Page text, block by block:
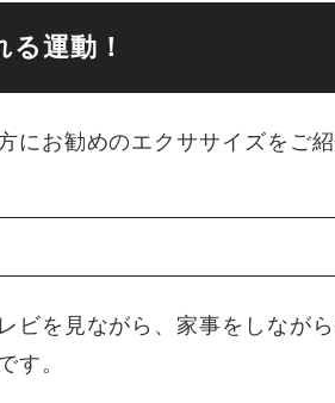
運動！
にお勧めのエクササイズをご紹
ビを見ながら、家事をしなが
す。